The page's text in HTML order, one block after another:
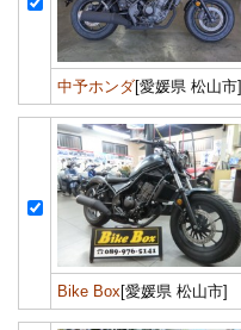
中予ホンダ[愛媛県 松山市]
Bike Box[愛媛県 松山市]